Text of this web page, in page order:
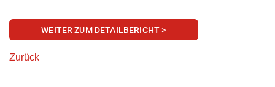
WEITER ZUM DETAILBERICHT >
Zurück